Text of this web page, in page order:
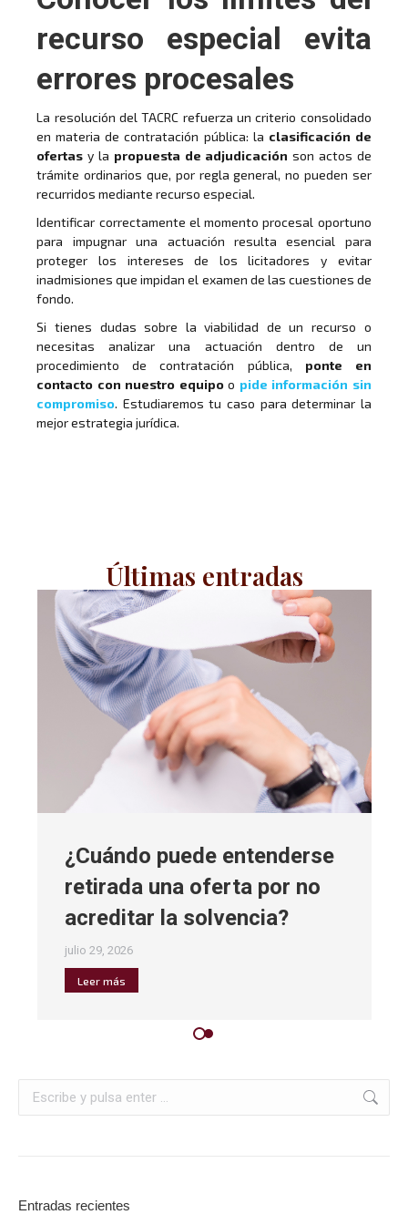
recurso especial evita
errores procesales
La resolución del TACRC refuerza un criterio consolidado
en materia de contratación pública: la clasificación de
ofertas y la propuesta de adjudicación son actos de
trámite ordinarios que, por regla general, no pueden ser
recurridos mediante recurso especial.
Identificar correctamente el momento procesal oportuno
para impugnar una actuación resulta esencial para
proteger los intereses de los licitadores y evitar
inadmisiones que impidan el examen de las cuestiones de
fondo.
Si tienes dudas sobre la viabilidad de un recurso o
necesitas analizar una actuación dentro de un
procedimiento de contratación pública, ponte en
contacto con nuestro equipoo pide información sin
compromiso. Estudiaremos tu caso para determinar la
mejor estrategia jurídica.
Últimas entradas
¿Cuándo puede entenderse
retirada una oferta por no
acreditar la solvencia?
julio 29, 2026
Leer más
Entradas recientes